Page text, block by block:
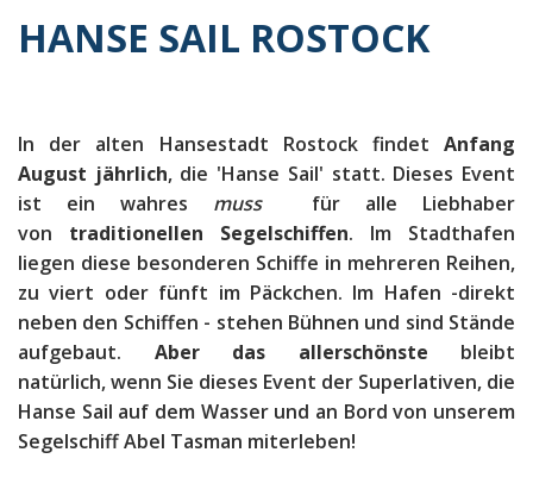
HANSE SAIL ROSTOCK
In der alten Hansestadt Rostock findet Anfang
August jährlich, die 'Hanse Sail' statt. Dieses Event
ist ein wahres muss
für alle Liebhaber
von traditionellen Segelschiffen. Im Stadthafen
liegen diese besonderen Schiffe in mehreren Reihen,
zu viert oder fünft im Päckchen. Im Hafen -direkt
neben den Schiffen - stehen Bühnen und sind Stände
aufgebaut. Aber das allerschönste bleibt
natürlich, wenn Sie dieses Event der Superlativen, die
Hanse Sail auf dem Wasser und an Bord von unserem
Segelschiff Abel Tasman miterleben!